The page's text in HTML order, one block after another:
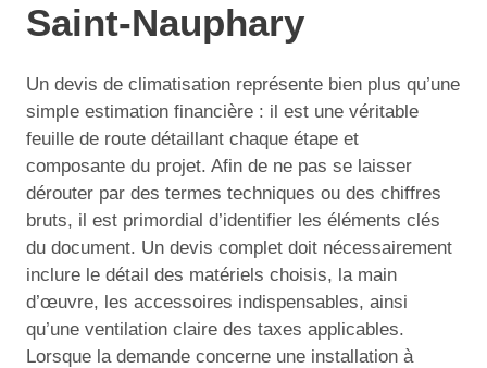
Saint-Nauphary
Un devis de climatisation représente bien plus qu’une
simple estimation financière : il est une véritable
feuille de route détaillant chaque étape et
composante du projet. Afin de ne pas se laisser
dérouter par des termes techniques ou des chiffres
bruts, il est primordial d’identifier les éléments clés
du document. Un devis complet doit nécessairement
inclure le détail des matériels choisis, la main
d’œuvre, les accessoires indispensables, ainsi
qu’une ventilation claire des taxes applicables.
Lorsque la demande concerne une installation à